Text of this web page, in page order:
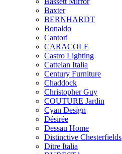
Baxter
BERNHARDT
Bonaldo
Cantori
CARACOLE
Castro Lighting
Cattelan Italia
Century Furniture
Chaddock
Christopher Guy
COUTURE Jardin
Cyan Design
Désirée
Dessau Home
Distinctive Chesterfields
Ditre Italia